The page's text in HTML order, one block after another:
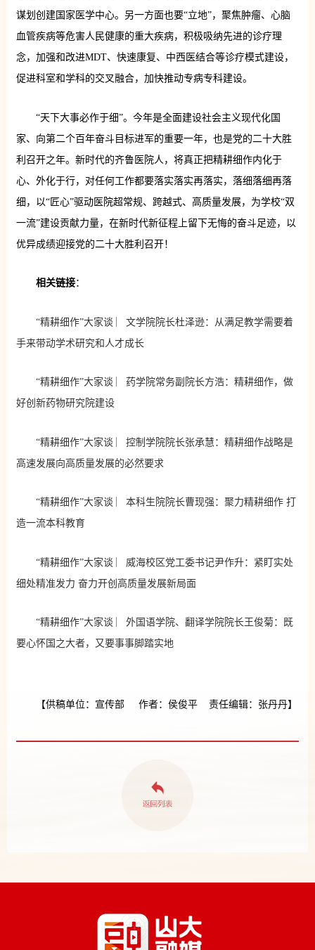
谋划创建国家医学中心。另一方面也要“立地”，聚焦肿瘤、心脑
血管疾病等危害人民健康的重大疾病，积极吸纳先进的诊疗理
念，加强和改进MDT、快速康复、中西医结合等诊疗模式建设，
促进科室和学科的交叉融合，加快推动专病专科建设。
“天下大事必作于细”。今年是全面建设社会主义现代化国
家、向第二个百年奋斗目标进军的重要一年，也是党的二十大胜
利召开之年。新时代的齐鲁医院人，将真正把精耕细作内化于
心、外化于行，对任何工作都要落实落实再落实，落细落细再落
细，以“匠心”驱动医院超常规、跨越式、高质量发展，为学校“双
一流”建设贡献力量，在新时代新征程上留下无悔的奋斗足迹，以
优异成绩迎接党的二十大胜利召开！
相关链接：
“精耕细作”大家谈 ︳文学院院长杜泽逊：从满足教学需要着
手来带动学术研究和人才成长
“精耕细作”大家谈 ︳药学院常务副院长方浩：精耕细作，做
好创新药物研究院建设
“精耕细作”大家谈 ︳控制学院院长张承慧：精耕细作战略是
高速发展向高质量发展的必然要求
“精耕细作”大家谈 ︳本科生院院长曹现强：聚力精耕细作 打
造一流本科教育
“精耕细作”大家谈 ︳威海校区党工委书记尹作升：紧盯实处
细处精准发力 奋力开创高质量发展新局面
“精耕细作”大家谈 ︳外国语学院、翻译学院院长王俊菊：既
要心怀国之大者，又要事事脚踏实地
【供稿单位：宣传部 作者：侯俊平 责任编辑：张丹丹】